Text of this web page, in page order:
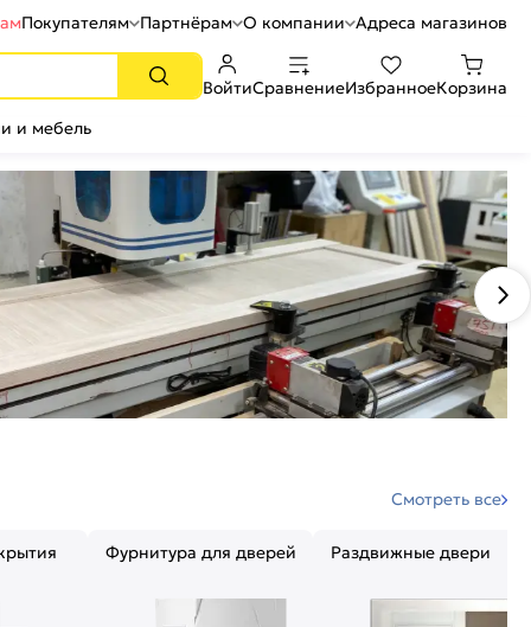
Покупателям Партнёрам О компании Адреса магазинов
ВойтиСравнениеИзбранноеКорзина
и мебель
Смотреть все
Фурнитура для дверей Раздвижные двери